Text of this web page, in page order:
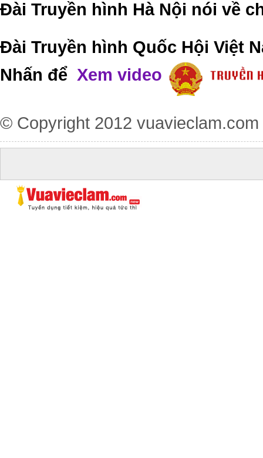
Đài Truyền hình Hà Nội nói về
Đài Truyền hình Quốc Hội Việt
Nhấn để Xem video
© Copyright 2012 vuavieclam.com